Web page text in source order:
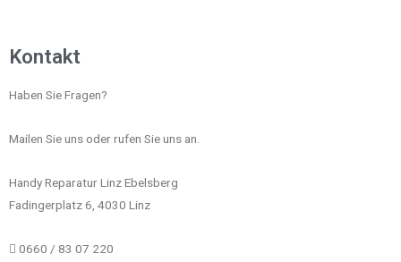
Kontakt
Haben Sie Fragen?
Mailen Sie uns oder rufen Sie uns an.
Handy Reparatur Linz Ebelsberg
Fadingerplatz 6, 4030 Linz
0660 / 83 07 220